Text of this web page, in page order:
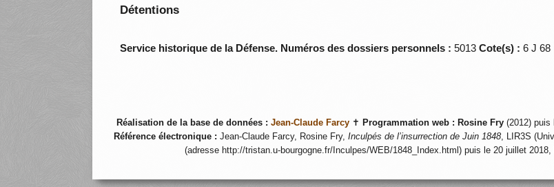
Détentions
Service historique de la Défense. Numéros des dossiers personnels :5013Cote(s) : 6 J
Réalisation de la base de données : Jean-Claude Farcy✝ Programmation web : Rosine Fry(2012) puis
Référence électronique : Jean-Claude Farcy, Rosine Fry, Inculpés de l’insurrection de Juin 1848, LIR3S
(adresse http://tristan.u-bourgogne.fr/Inculpes/WEB/1848_Index.html) puis le 20 juillet 2018,